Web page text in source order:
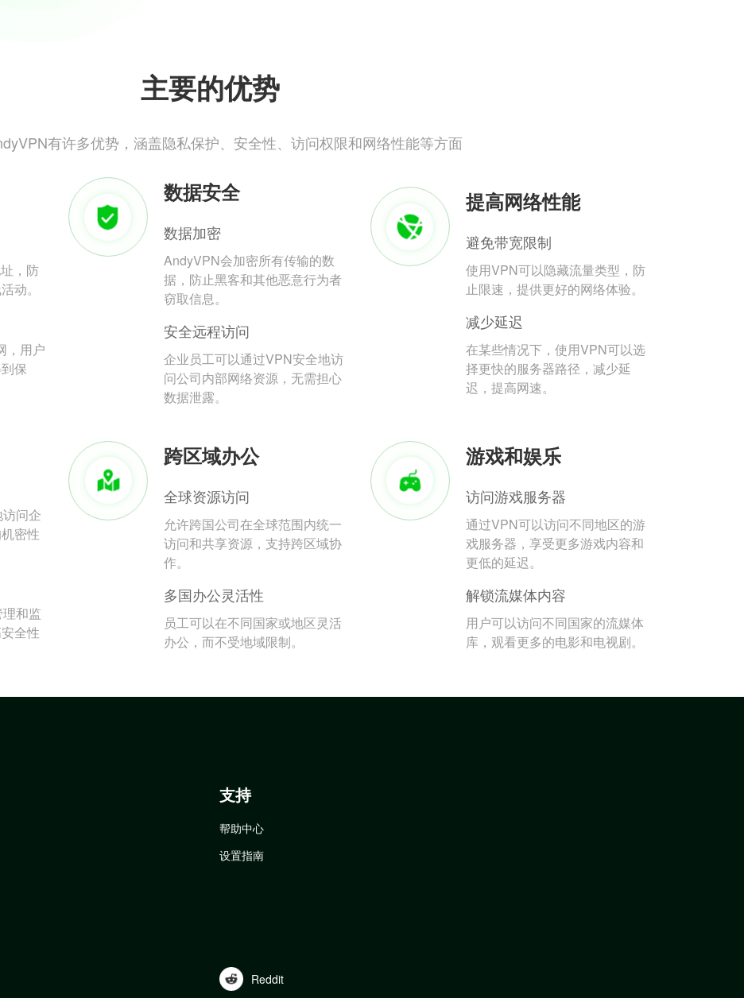
主要的优势
有许多优势，涵盖隐私保护、安全性、访问权限和网络性能等方面
，防
动。
，用户
保
数据安全
数据加密
AndyVPN会加密所有传输的数
据，防止黑客和其他恶意行为者
窃取信息。
安全远程访问
企业员工可以通过VPN安全地访
问公司内部网络资源，无需担心
数据泄露。
提高网络性能
避免带宽限制
使用VPN可以隐藏流量类型，防
止限速，提供更好的网络体验。
减少延迟
在某些情况下，使用VPN可以选
择更快的服务器路径，减少延
迟，提高网速。
问企
密性
和监
全性
跨区域办公
全球资源访问
允许跨国公司在全球范围内统一
访问和共享资源，支持跨区域协
作。
多国办公灵活性
员工可以在不同国家或地区灵活
办公，而不受地域限制。
游戏和娱乐
访问游戏服务器
通过VPN可以访问不同地区的游
戏服务器，享受更多游戏内容和
更低的延迟。
解锁流媒体内容
用户可以访问不同国家的流媒体
库，观看更多的电影和电视剧。
支持
帮助中心
设置指南
Reddit